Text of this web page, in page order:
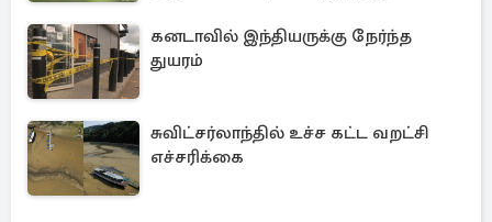
கனடாவில் இந்தியருக்கு நேர்ந்த
துயரம்
சுவிட்சர்லாந்தில் உச்ச கட்ட வறட்சி
எச்சரிக்கை